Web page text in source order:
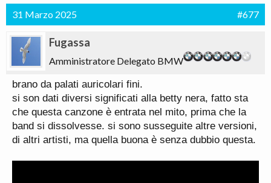
31 Marzo 2025 #677
Fugassa
Amministratore Delegato BMW
brano da palati auricolari fini.
si son dati diversi significati alla betty nera, fatto sta
che questa canzone è entrata nel mito, prima che la
band si dissolvesse. si sono susseguite altre versioni,
di altri artisti, ma quella buona è senza dubbio questa.